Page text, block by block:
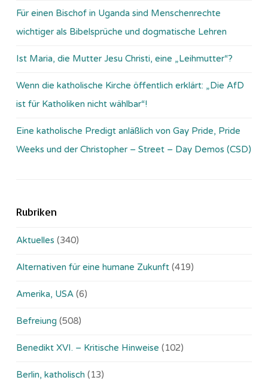
Für einen Bischof in Uganda sind Menschenrechte
wichtiger als Bibelsprüche und dogmatische Lehren
Ist Maria, die Mutter Jesu Christi, eine „Leihmutter“?
Wenn die katholische Kirche öffentlich erklärt: „Die AfD
ist für Katholiken nicht wählbar“!
Eine katholische Predigt anläßlich von Gay Pride, Pride
Weeks und der Christopher – Street – Day Demos (CSD)
Rubriken
Aktuelles (340)
Alternativen für eine humane Zukunft (419)
Amerika, USA (6)
Befreiung (508)
Benedikt XVI. – Kritische Hinweise (102)
Berlin, katholisch (13)